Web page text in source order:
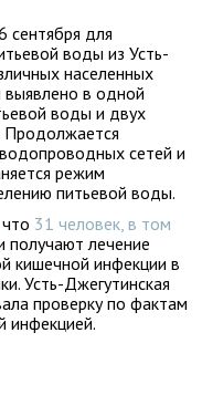
сентября для
воды из Усть-
населенных
выявлено в одной
воды и двух
Продолжается
сетей и
режим
питьевой воды.
31 человек, в том
получают лечение
кишечной инфекции в
Усть-Джегутинская
проверку по фактам
инфекцией.